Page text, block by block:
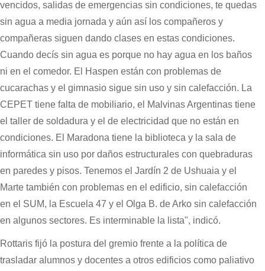
vencidos, salidas de emergencias sin condiciones, te quedas
sin agua a media jornada y aún así los compañeros y
compañeras siguen dando clases en estas condiciones.
Cuando decís sin agua es porque no hay agua en los baños
ni en el comedor. El Haspen están con problemas de
cucarachas y el gimnasio sigue sin uso y sin calefacción. La
CEPET tiene falta de mobiliario, el Malvinas Argentinas tiene
el taller de soldadura y el de electricidad que no están en
condiciones. El Maradona tiene la biblioteca y la sala de
informática sin uso por daños estructurales con quebraduras
en paredes y pisos. Tenemos el Jardín 2 de Ushuaia y el
Marte también con problemas en el edificio, sin calefacción
en el SUM, la Escuela 47 y el Olga B. de Arko sin calefacción
en algunos sectores. Es interminable la lista", indicó.
Rottaris fijó la postura del gremio frente a la política de
trasladar alumnos y docentes a otros edificios como paliativo